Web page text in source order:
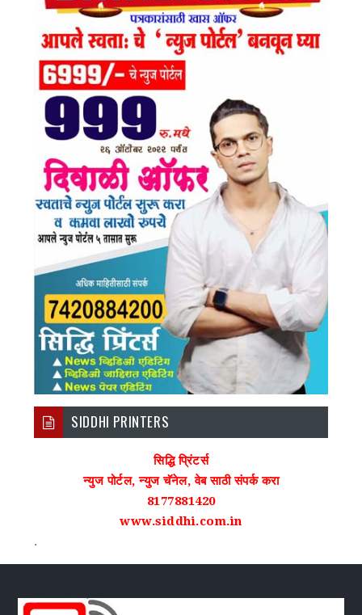
SIDDHI PRINTERS
सिद्धि प्रिंटर्स
न्युज पोर्टल, न्युज चॅनेल, वेब साठी संपर्क करा
8177881420
www.siddhi.com.in
.